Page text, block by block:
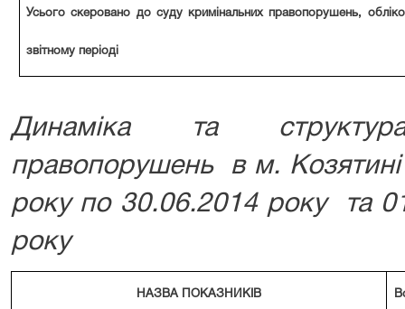
Усього скеровано до суду кримінальних правопорушень,
звітному періоді
Динаміка та
правопорушень в м.
року по 30.06.2014 року та
року
НАЗВА ПОКАЗНИКІВ